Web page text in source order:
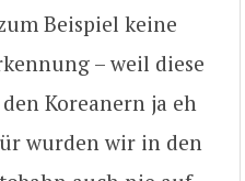
Beispiel keine
– weil diese
Koreanern ja eh
wurden wir in den